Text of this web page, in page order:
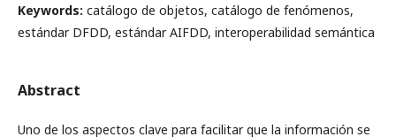
Keywords: catálogo de objetos, catálogo de fenómenos,
estándar DFDD, estándar AIFDD, interoperabilidad semántica
Abstract
Uno de los aspectos clave para facilitar que la información se